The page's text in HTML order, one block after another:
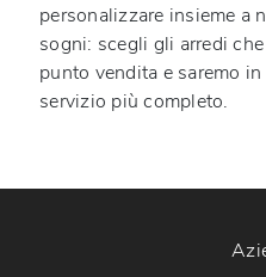
personalizzare insieme a
sogni: scegli gli arredi
punto vendita e saremo
servizio più completo.